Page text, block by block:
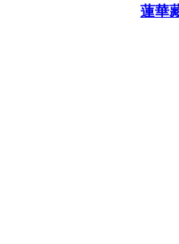
蓮華